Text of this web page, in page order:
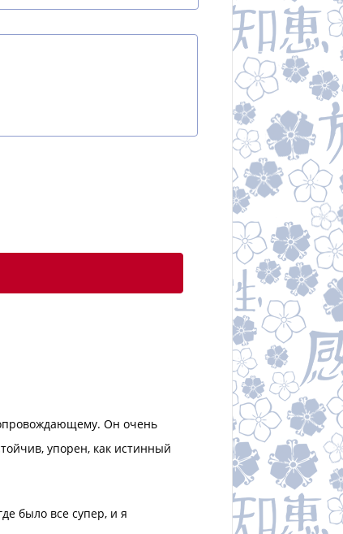
Он очень
упорен, как истинный
было все супер, и я